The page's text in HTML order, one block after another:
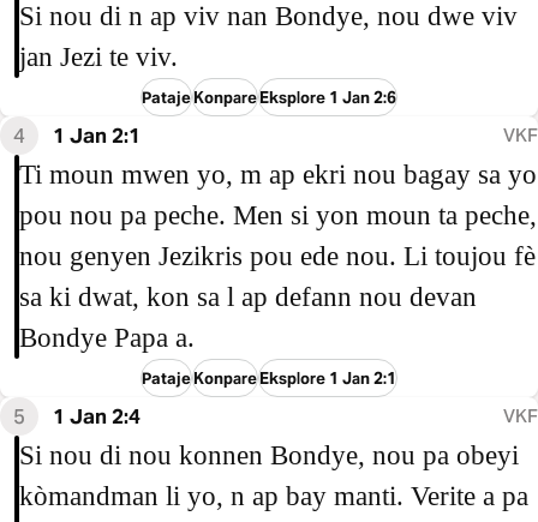
Si nou di n ap viv nan Bondye, nou dwe viv
jan Jezi te viv.
PatajeKonpareEksplore 1 Jan 2:6
4 1 Jan 2:1 VKF
Ti moun mwen yo, m ap ekri nou bagay sa yo
pou nou pa peche. Men si yon moun ta peche,
nou genyen Jezikris pou ede nou. Li toujou fè
sa ki dwat, kon sa l ap defann nou devan
Bondye Papa a.
PatajeKonpareEksplore 1 Jan 2:1
5 1 Jan 2:4 VKF
Si nou di nou konnen Bondye, nou pa obeyi
kòmandman li yo, n ap bay manti. Verite a pa